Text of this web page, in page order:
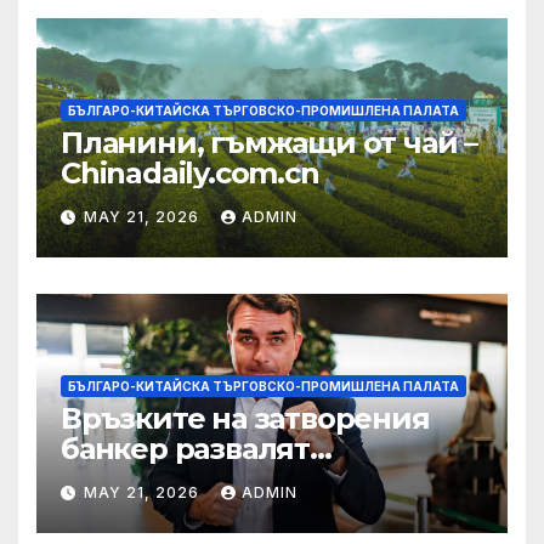
БЪЛГАРО-КИТАЙСКА ТЪРГОВСКО-ПРОМИШЛЕНА ПАЛАТА
Планини, гъмжащи от чай –
Chinadaily.com.cn
MAY 21, 2026 ADMIN
БЪЛГАРО-КИТАЙСКА ТЪРГОВСКО-ПРОМИШЛЕНА ПАЛАТА
Връзките на затворения
банкер развалят
надеждите на Флавио
Болсонаро за президент на
MAY 21, 2026 ADMIN